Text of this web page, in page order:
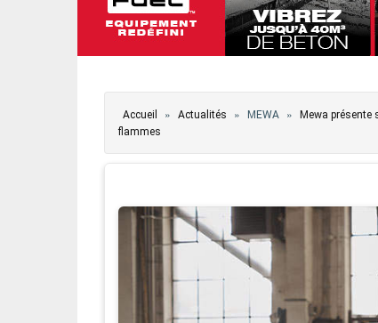
Vous êtes ici
Accueil » Actualités » MEWA »
Mewa présente
flammes